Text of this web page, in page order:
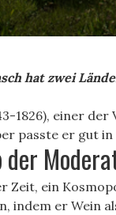
hat zwei
1826), einer
passte er gut
Zeit, ein
indem er Wein